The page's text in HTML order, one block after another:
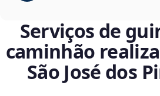
Serviços de
caminhão
São José dos